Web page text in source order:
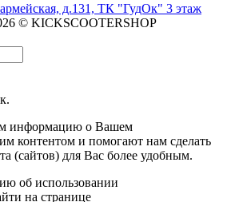
д.131, ТК "ГудОк" 3 этаж
© KICKSCOOTERSHOP
информацию о Вашем
контентом и помогают нам сделать
(сайтов) для Вас более удобным.
об использовании
на странице